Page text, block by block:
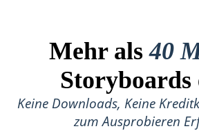
Mehr als40
Keine Downloads, Keine
zum Ausprobieren